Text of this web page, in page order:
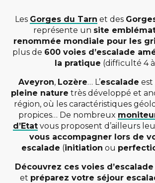
Les Gorges du Tarn et des
représente un site
renommée mondiale pour les
plus de 600 voies d’escalade
la pratique (difficulté 4 à
Aveyron, Lozère… L’escalade est
pleine nature très développé et
région, où les caractéristiques
propices… De nombreux
d’Etatvous proposent d’ailleurs
vous accompagner lors de
escalade (initiation ou
Découvrez ces voies
et préparez votre séjour